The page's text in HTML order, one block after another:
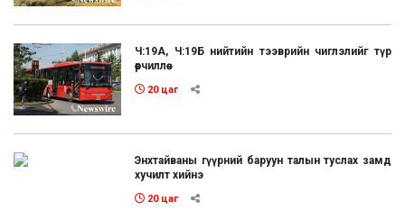
Ч:19А, Ч:19Б нийтийн тээврийн чиглэлийг түр
өөрчиллөө
20 цаг
Энхтайваны гүүрний баруун талын туслах замд
хучилт хийнэ
20 цаг